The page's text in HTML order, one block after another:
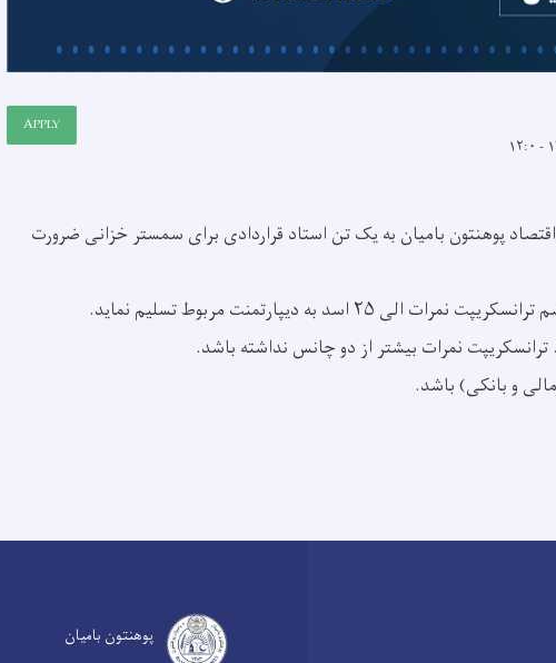
APPLY
پوهنتون بامیان به یک تن استاد قراردادی برای سمستر خزانی ضرورت
به دیپارتمنت مربوط تسلیم نماید.
و بانکی) باشد.
پوهنتون بامیان